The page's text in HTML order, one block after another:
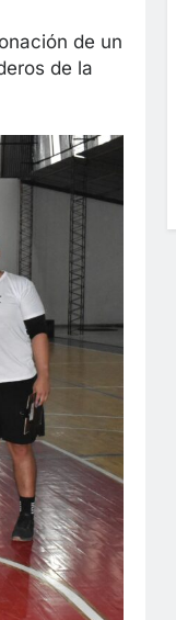
de un
de la